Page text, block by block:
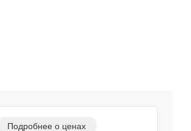
Подробнее о ценах